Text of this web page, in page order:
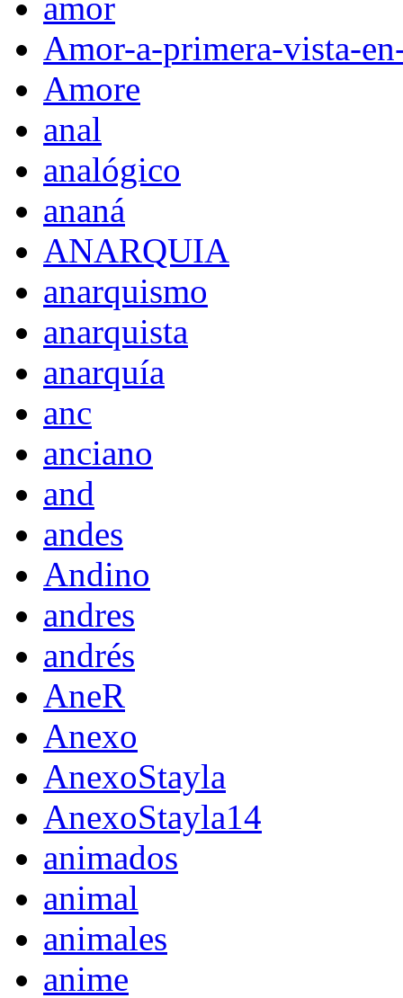
amor
Amor-a-primera-vista-
Amore
anal
analógico
ananá
ANARQUIA
anarquismo
anarquista
anarquía
anc
anciano
and
andes
Andino
andres
andrés
AneR
Anexo
AnexoStayla
AnexoStayla14
animados
animal
animales
anime